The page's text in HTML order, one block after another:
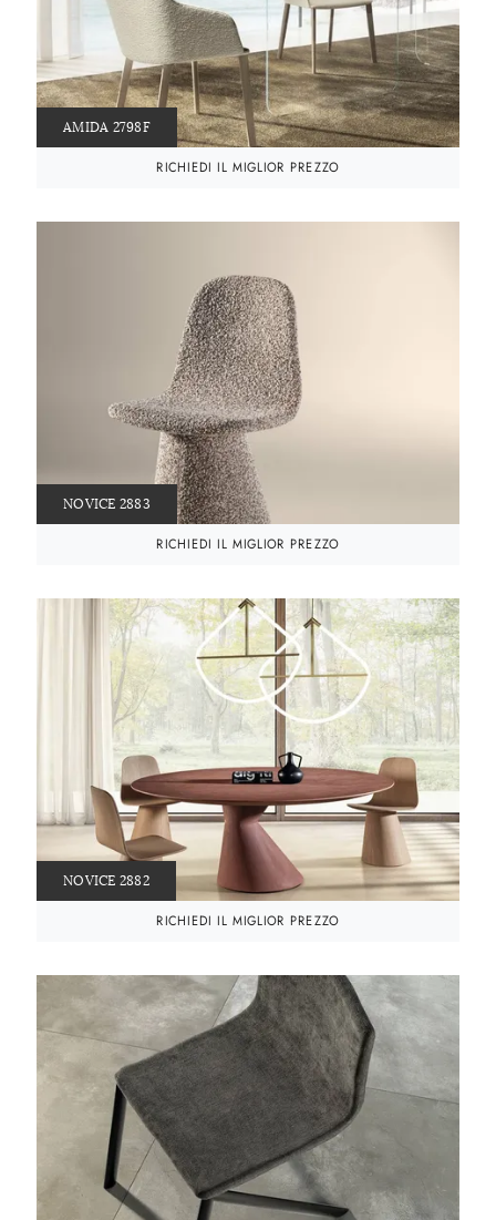
AMIDA 2798F
RICHIEDI IL MIGLIOR PREZZO
NOVICE 2883
RICHIEDI IL MIGLIOR PREZZO
NOVICE 2882
RICHIEDI IL MIGLIOR PREZZO